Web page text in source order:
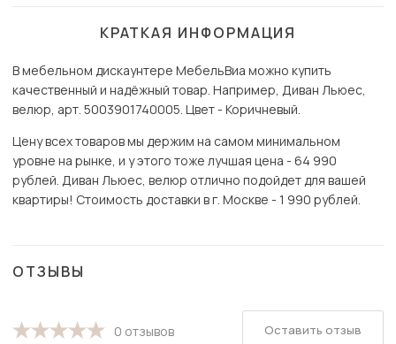
КРАТКАЯ ИНФОРМАЦИЯ
В мебельном дискаунтере МебельВиа можно купить
качественный и надёжный товар. Например, Диван Льюес,
велюр, арт. 5003901740005. Цвет - Коричневый.
Цену всех товаров мы держим на самом минимальном
уровне на рынке, и у этого тоже лучшая цена - 64 990
рублей. Диван Льюес, велюр отлично подойдет для вашей
квартиры! Стоимость доставки в г. Москве - 1 990 рублей.
ОТЗЫВЫ
0 отзывов Оставить отзыв